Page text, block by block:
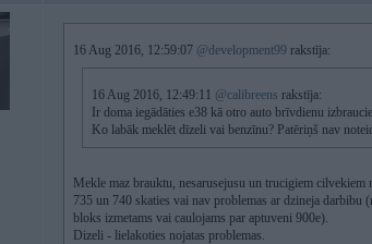
16 Aug 2016, 12:59:07 @development99 rakstīja:
16 Aug 2016, 12:49:11 @calibreens rakstīja:
Ir doma iegādāties e38 kā otro auto brīvdienu
Ko labāk meklēt dīzeli vai benzīnu? Patēriņš nav
Mekle maz brauktu, nesarusejusu un trucigiem
735 un 740 skaties vai nav problemas ar dzineja darbibu
bloks izmetams vai caulojams par aptuveni 900e).
Dizeli - lielakoties nojatas problemas.